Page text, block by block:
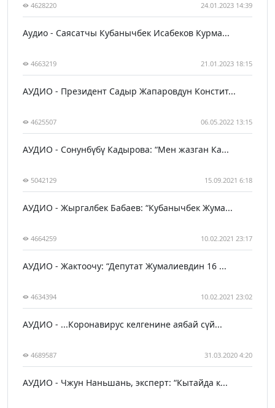
4628220 24.01.2023 14:39
Аудио - Саясатчы Кубанычбек Исабеков Курма...
4663219 21.01.2023 18:15
АУДИО - Президент Садыр Жапаровдун Констит...
4625507 06.05.2022 13:15
АУДИО - Сонунбүбү Кадырова: “Мен жазган Ка...
5042129 15.09.2021 6:18
АУДИО - Жыргалбек Бабаев: “Кубанычбек Жума...
4664259 10.02.2021 23:17
АУДИО - Жактоочу: “Депутат Жумалиевдин 16 ...
4634394 10.02.2021 23:02
АУДИО - ...Коронавирус келгенине аябай сүй...
4689587 31.03.2020 4:20
АУДИО - Чжун Наньшань, эксперт: “Кытайда к...